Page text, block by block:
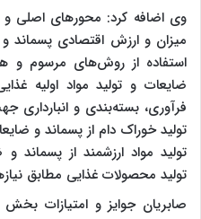
وی اضافه کرد: محورهای اصلی
میزان و ارزش اقتصادی پسماند
استفاده از روش‌های مرسوم و
ضایعات و تولید مواد اولیه
فرآوری، بسته‌بندی و
تولید خوراک دام از پسماند و
تولید مواد ارزشمند از پسماند
تولید محصولات غذایی مطابق
صابریان جوایز و امتیازات بخش